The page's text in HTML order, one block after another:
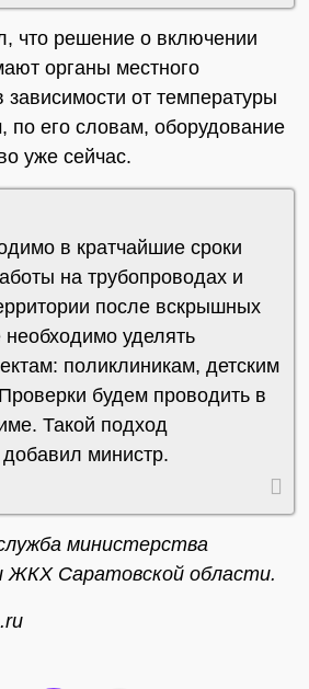
что решение о включении
органы местного
от температуры
по его словам, оборудование
уже сейчас.
в кратчайшие сроки
на трубопроводах и
после вскрышных
уделять
поликлиникам, детским
будем проводить в
Такой подход
министр.
министерства
ЖКХ Саратовской области.